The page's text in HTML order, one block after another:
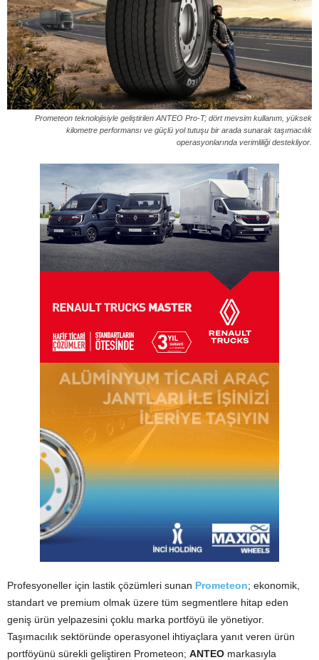
Prometeon teknolojisiyle geliştirilen ANTEO Pro-T; dört mevsim kullanım, yüksek
kilometre performansı ve güçlü yol tutuşu bir arada sunarak taşımacılık
operasyonlarında verimliliği destekliyor.
Profesyoneller için lastik çözümleri sunan Prometeon; ekonomik,
standart ve premium olmak üzere tüm segmentlere hitap eden
geniş ürün yelpazesini çoklu marka portföyü ile yönetiyor.
Taşımacılık sektöründe operasyonel ihtiyaçlara yanıt veren ürün
portföyünü sürekli geliştiren Prometeon; ANTEO markasıyla